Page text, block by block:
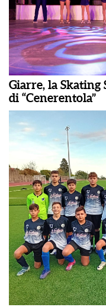
Giarre, la Skating
di “Cenerentola”